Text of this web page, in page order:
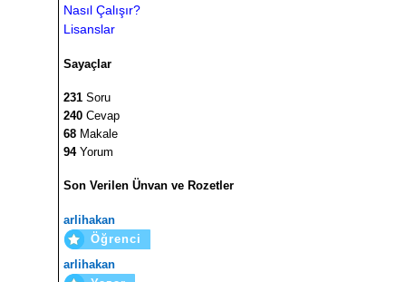
Nasıl Çalışır?
Lisanslar
Sayaçlar
231 Soru
240 Cevap
68 Makale
94Yorum
Son Verilen Ünvan ve Rozetler
arlihakan
Öğrenci
arlihakan